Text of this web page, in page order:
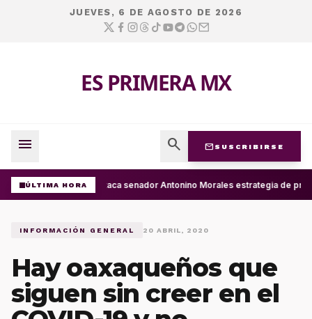
JUEVES, 6 DE AGOSTO DE 2026
ES PRIMERA MX
menu search mail SUSCRIBIRSE
ÚLTIMA HORADestaca senador Antonino Morales estrategia de
INFORMACIÓN GENERAL 20 ABRIL, 2020
Hay oaxaqueños que
siguen sin creer en el